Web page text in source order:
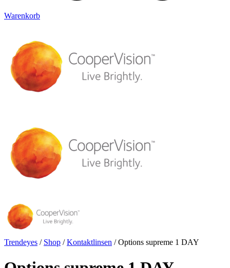
Warenkorb
Trendeyes / Shop / Kontaktlinsen / Options supreme 1 DAY